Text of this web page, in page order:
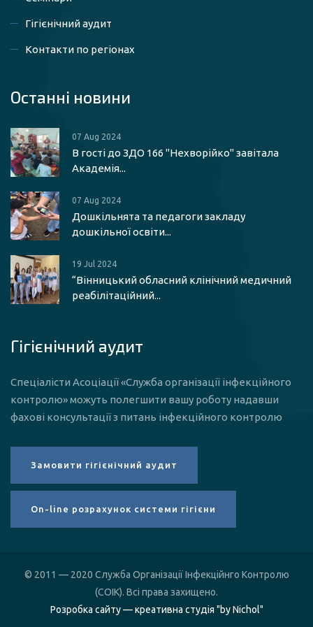
Гігієнічний аудит
Контакти по регіонах
Останні новини
07 Aug 2024
В гості до ЗДО 166 "Нехворійко" завітала
Академія...
07 Aug 2024
Дошкільнята та педагоги закладу
дошкільної освіти...
19 Jul 2024
“Вінницький обласний клінічний медичний
реабілітаційний...
Гігієнічний аудит
Спеціалісти Асоціації «Служба організації інфекційного
контролю» можуть полегшити вашу роботу надавши
фахові консультації з питань інфекційного контролю
© 2011 — 2020 Служба Організації Інфекційнго Контролю
(СОІК). Всі права захищено.
Розробка сайту — креативна студія "by Nichol"